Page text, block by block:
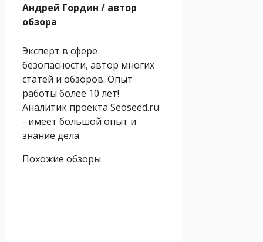
Андрей Гордин / автор
обзора
Эксперт в сфере
безопасности, автор многих
статей и обзоров. Опыт
работы более 10 лет!
Аналитик проекта Seoseed.ru
- имеет большой опыт и
знание дела.
Похожие обзоры